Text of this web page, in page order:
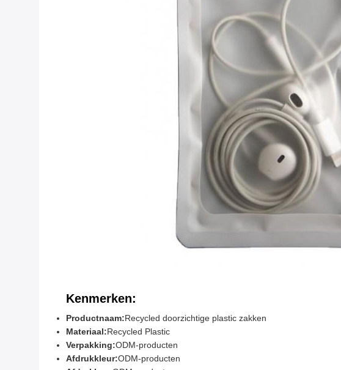
Kenmerken:
Productnaam:Recycled doorzichtige plastic zakken
Materiaal:Recycled Plastic
Verpakking:ODM-producten
Afdrukkleur:ODM-producten